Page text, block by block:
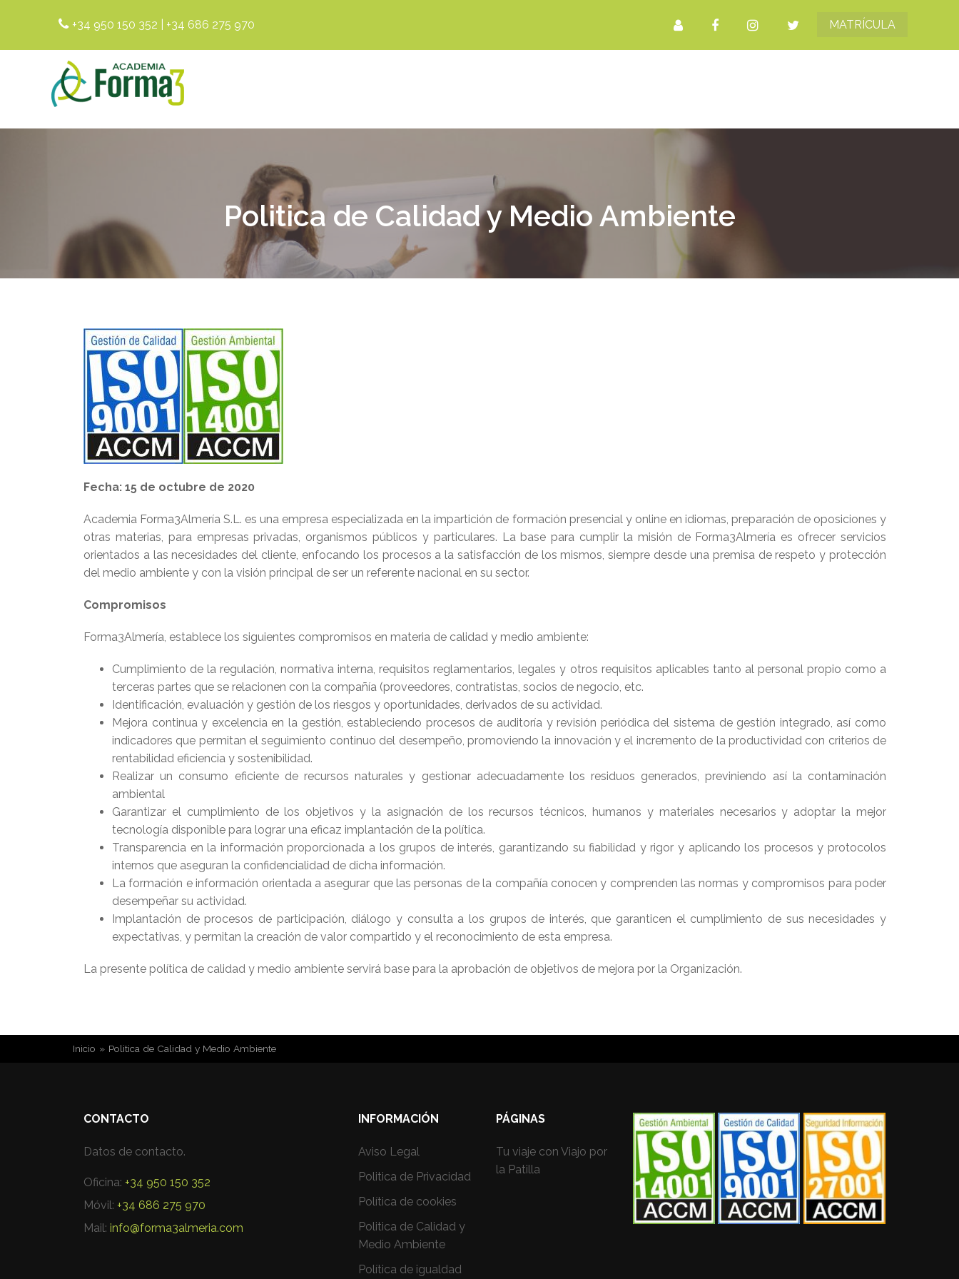
+34 950 150 352 +34 686 275 970 MATRÍCULA
Politica de Calidad y Medio Ambiente
Fecha: 15 de octubre de 2020
Academia Forma3Almería S.L. es una empresa especializada en la impartición de formación presencial y online en idiomas, preparación de oposiciones y
otras materias, para empresas privadas, organismos públicos y particulares. La base para cumplir la misión de Forma3Almería es ofrecer servicios
orientados a las necesidades del cliente, enfocando los procesos a la satisfacción de los mismos, siempre desde una premisa de respeto y protección
del medio ambiente y con la visión principal de ser un referente nacional en su sector.
Compromisos
Forma3Almería, establece los siguientes compromisos en materia de calidad y medio ambiente:
Cumplimiento de la regulación, normativa interna, requisitos reglamentarios, legales y otros requisitos aplicables tanto al personal propio como a
terceras partes que se relacionen con la compañía (proveedores, contratistas, socios de negocio, etc.
Identificación, evaluación y gestión de los riesgos y oportunidades, derivados de su actividad.
Mejora continua y excelencia en la gestión, estableciendo procesos de auditoría y revisión periódica del sistema de gestión integrado, así como
indicadores que permitan el seguimiento continuo del desempeño, promoviendo la innovación y el incremento de la productividad con criterios de
rentabilidad eficiencia y sostenibilidad.
Realizar un consumo eficiente de recursos naturales y gestionar adecuadamente los residuos generados, previniendo así la contaminación
ambiental
Garantizar el cumplimiento de los objetivos y la asignación de los recursos técnicos, humanos y materiales necesarios y adoptar la mejor
tecnología disponible para lograr una eficaz implantación de la política.
Transparencia en la información proporcionada a los grupos de interés, garantizando su fiabilidad y rigor y aplicando los procesos y protocolos
internos que aseguran la confidencialidad de dicha información.
La formación e información orientada a asegurar que las personas de la compañía conocen y comprenden las normas y compromisos para poder
desempeñar su actividad.
Implantación de procesos de participación, diálogo y consulta a los grupos de interés, que garanticen el cumplimiento de sus necesidades y
expectativas, y permitan la creación de valor compartido y el reconocimiento de esta empresa.
La presente política de calidad y medio ambiente servirá base para la aprobación de objetivos de mejora por la Organización.
USTED ESTÁ AQUÍ
Inicio » Politica de Calidad y Medio Ambiente
CONTACTO
Datos de contacto.
Oficina: +34 950 150 352
Móvil: +34 686 275 970
Mail: info@forma3almeria.com
INFORMACIÓN
Aviso Legal
Politica de Privacidad
Política de cookies
Politica de Calidad y
Medio Ambiente
Política de igualdad
PÁGINAS
Tu viaje con Viajo por
la Patilla